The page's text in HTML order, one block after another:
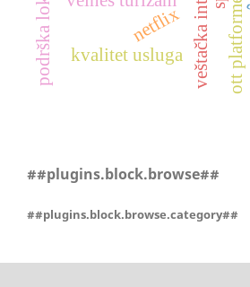
ott platforme
netflix
kvalitet usluga
##plugins.block.browse##
##plugins.block.browse.category##